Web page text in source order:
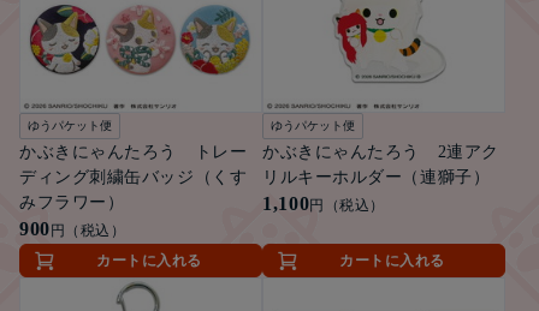
ゆうパケット便
かぶきにゃんたろう トレー
ディング刺繍缶バッジ（くす
みフラワー）
900 円（税込）
カートに入れる
ゆうパケット便
かぶきにゃんたろう 2連アク
リルキーホルダー（連獅子）
1,100円（税込）
カートに入れる